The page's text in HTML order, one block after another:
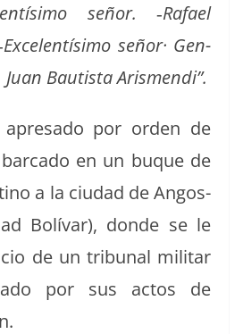
señor. ‑Rafael
señor· Gen­
Bautista Arismendi”.
por orden de
en un buque de
a la ciu­dad de Angos­
Bolí­var), donde se le
de un tri­bunal mil­i­tar
por sus actos de